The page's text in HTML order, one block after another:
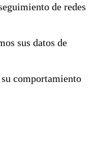
de redes
sus datos de
comportamiento